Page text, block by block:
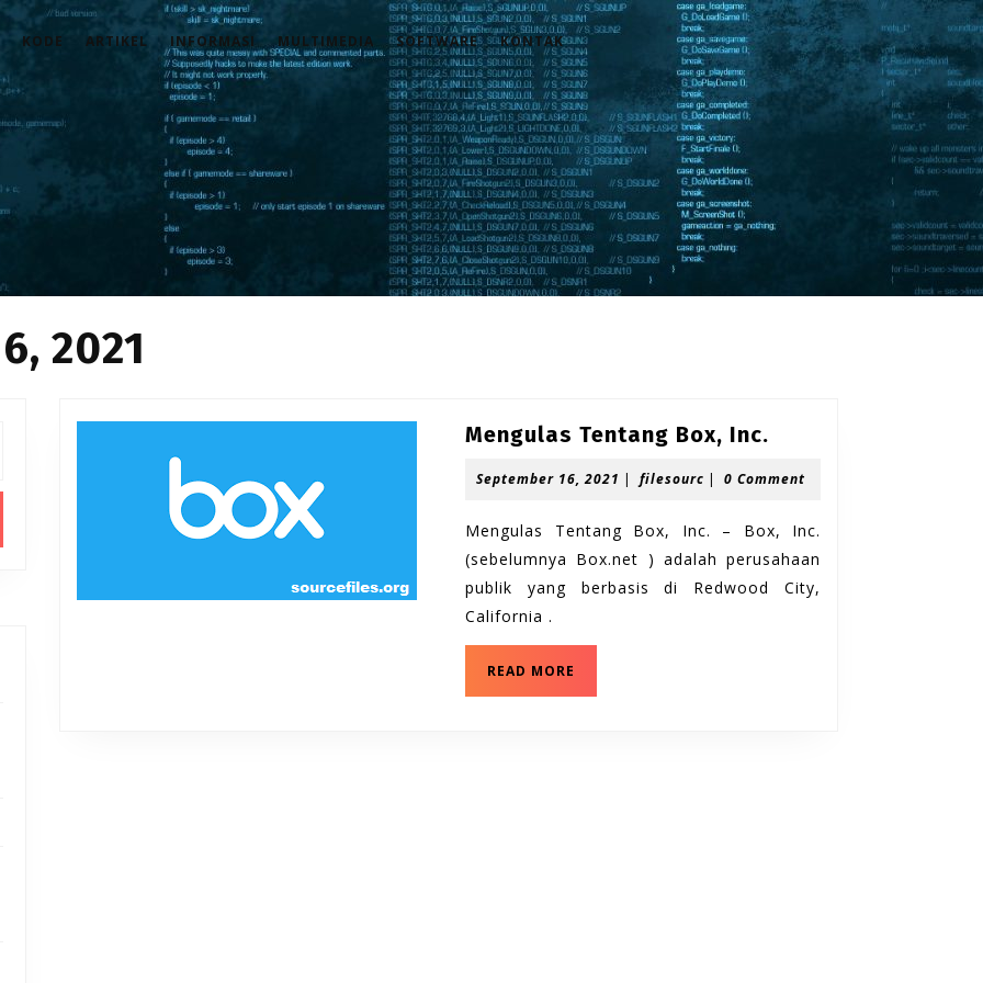
KODE ARTIKEL INFORMASI MULTIMEDIA SOFTWARE KONTAK
2021
Mengulas Tentang Box, Inc.
Box,
September 16, 2021 September
| filesourc filesourc
| 0 Comment
Mengulas Tentang Box, Inc. – Box, Inc.
(sebelumnya Box.net ) adalah perusahaan
publik yang berbasis di Redwood City,
California .
READ MORE